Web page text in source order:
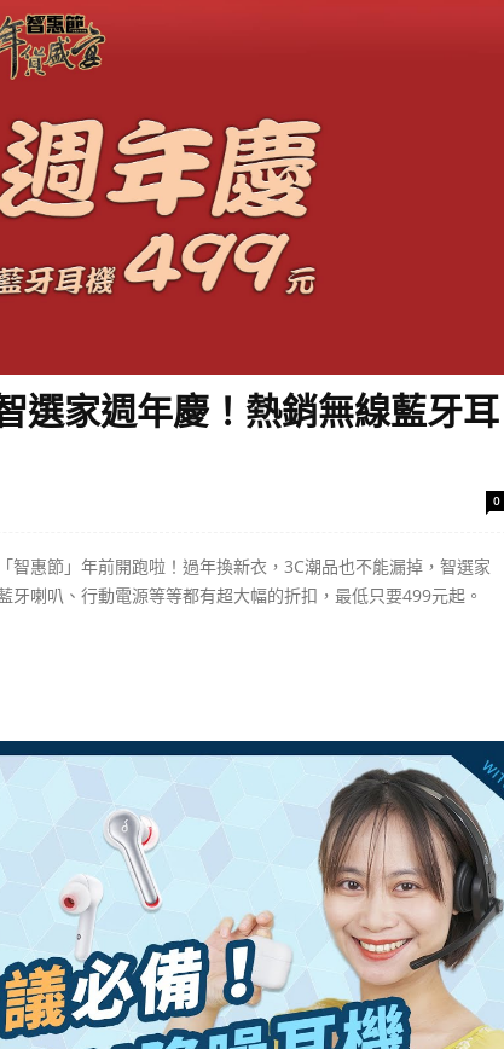
選家週年慶！熱銷無線藍牙耳
0
智惠節」年前開跑啦！過年換新衣，3C潮品也不能漏掉，智選家
牙喇叭、行動電源等等都有超大幅的折扣，最低只要499元起。